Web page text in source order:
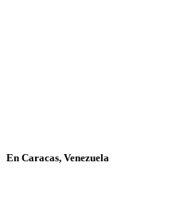
En Caracas, Venezuela